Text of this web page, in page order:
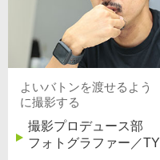
よいバトンを渡せるよう
に撮影する
撮影プロデュース部
フォトグラファー／TY